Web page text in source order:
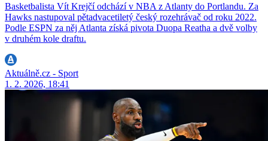
Basketbalista Vít Krejčí odchází v NBA z Atlanty do Portlandu. Za
Hawks nastupoval pětadvacetiletý český rozehrávač od roku 2022.
Podle ESPN za něj Atlanta získá pivota Duopa Reatha a dvě volby
v druhém kole draftu.
Aktuálně.cz - Sport
1. 2. 2026, 18:41